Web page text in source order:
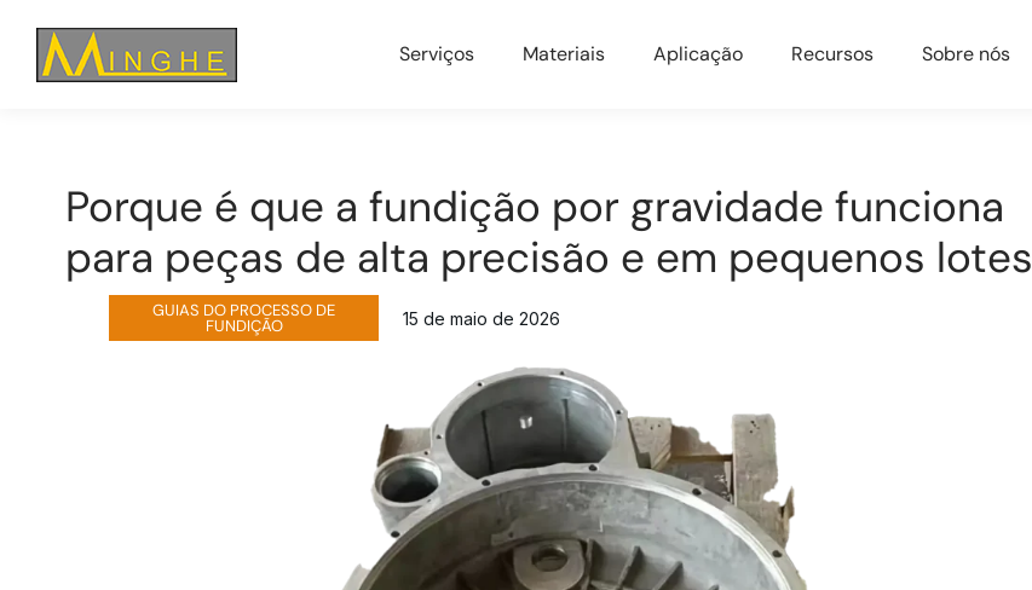
Serviços Materiais Aplicação Recursos Sobre nós
Porque é que a fundição por gravidade funciona
para peças de alta precisão e em pequenos lotes
15 de maio de 2026
GUIAS DO PROCESSO DE
FUNDIÇÃO